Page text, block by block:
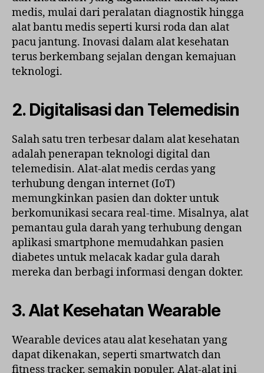
medis, mulai dari peralatan diagnostik hingga
alat bantu medis seperti kursi roda dan alat
pacu jantung. Inovasi dalam alat kesehatan
terus berkembang sejalan dengan kemajuan
teknologi.
2. Digitalisasi dan Telemedisin
Salah satu tren terbesar dalam alat kesehatan
adalah penerapan teknologi digital dan
telemedisin. Alat-alat medis cerdas yang
terhubung dengan internet (IoT)
memungkinkan pasien dan dokter untuk
berkomunikasi secara real-time. Misalnya, alat
pemantau gula darah yang terhubung dengan
aplikasi smartphone memudahkan pasien
diabetes untuk melacak kadar gula darah
mereka dan berbagi informasi dengan dokter.
3. Alat Kesehatan Wearable
Wearable devices atau alat kesehatan yang
dapat dikenakan, seperti smartwatch dan
fitness tracker, semakin populer. Alat-alat ini